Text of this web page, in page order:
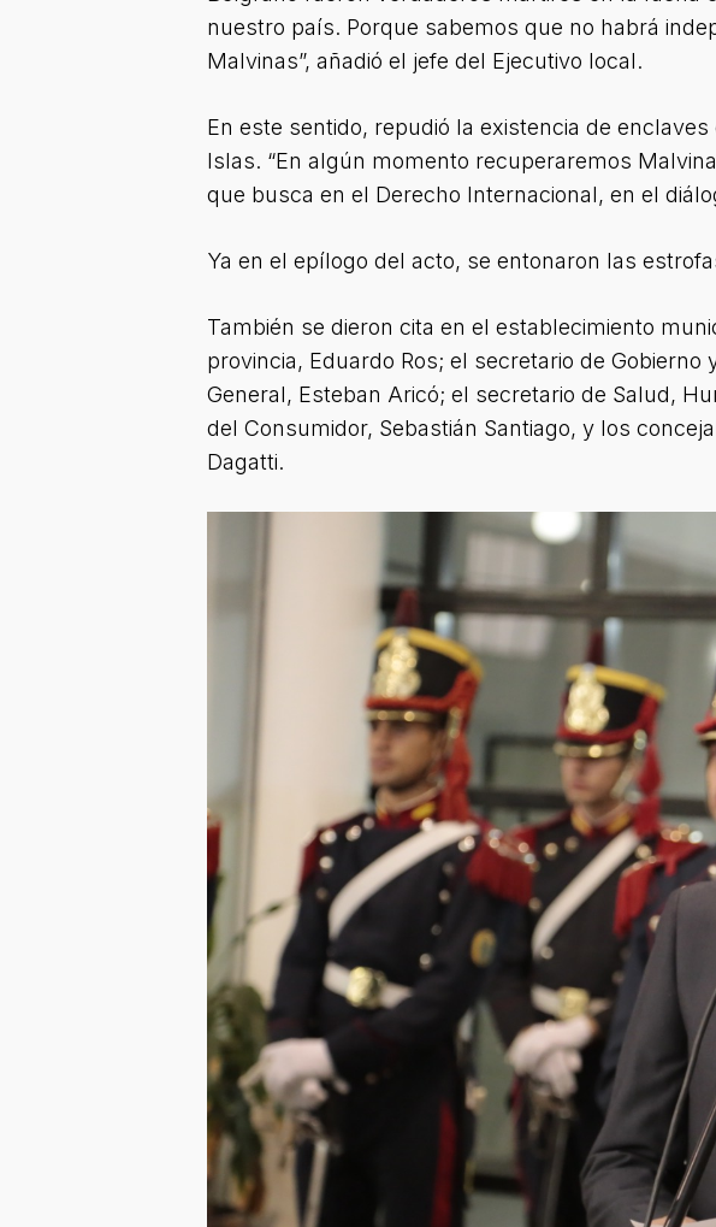
nuestro país. Porque sabemos que no habrá
Malvinas”, añadió el jefe del Ejecutivo local.
En este sentido, repudió la existencia de
Islas. “En algún momento recuperaremos
que busca en el Derecho Internacional, en el
Ya en el epílogo del acto, se entonaron las
También se dieron cita en el establecimiento
provincia, Eduardo Ros; el secretario de
General, Esteban Aricó; el secretario de Salud,
del Consumidor, Sebastián Santiago, y los
Dagatti.